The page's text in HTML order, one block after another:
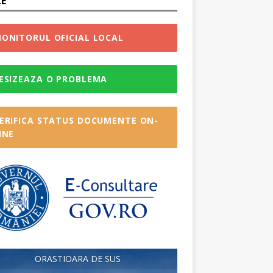
OFICIAL LOCAL
O PROBLEMA
STATUS DOCUMENTE ON-
ORASTIOARA DE SUS